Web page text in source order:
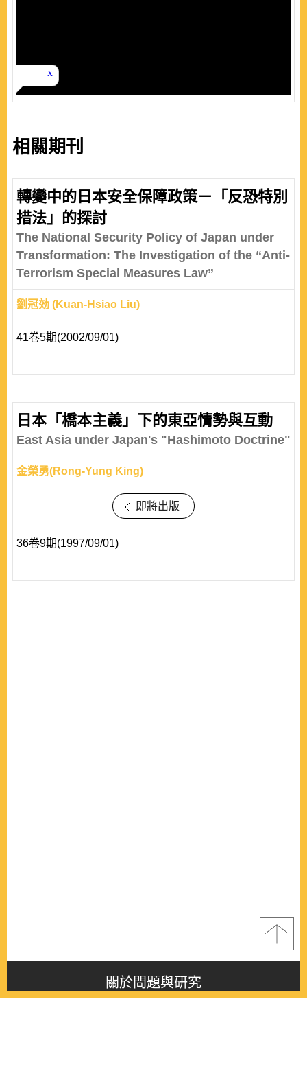
相關期刊
轉變中的日本安全保障政策－「反恐特別
措法」的探討
The National Security Policy of Japan under
Transformation: The Investigation of the “Anti-
Terrorism Special Measures Law”
劉冠効 (Kuan-Hsiao Liu)
41卷5期(2002/09/01)
日本「橋本主義」下的東亞情勢與互動
East Asia under Japan's "Hashimoto Doctrine"
金榮勇(Rong-Yung King)
即將出版
36卷9期(1997/09/01)
關於問題與研究
About this journal